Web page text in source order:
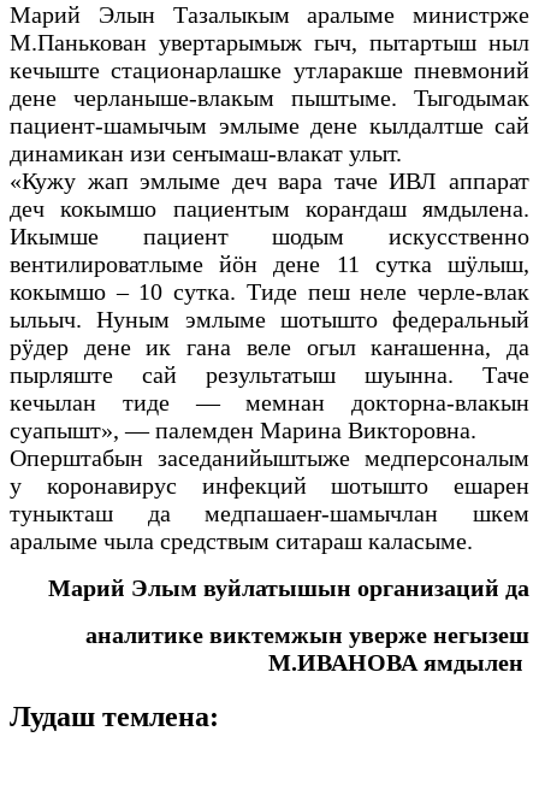
Марий Элын Тазалыкым аралыме министрже
М.Панькован увертарымыж гыч, пытартыш ныл
кечыште стационарлашке утларакше пневмоний
дене черланыше-влакым пыштыме. Тыгодымак
пациент-шамычым эмлыме дене кылдалтше сай
динамикан изи сеҥымаш-влакат улыт.
«Кужу жап эмлыме деч вара таче ИВЛ аппарат
деч кокымшо пациентым кораҥдаш ямдылена.
Икымше пациент шодым искусственно
вентилироватлыме йӧн дене 11 сутка шӱлыш,
кокымшо – 10 сутка. Тиде пеш неле черле-влак
ыльыч. Нуным эмлыме шотышто федеральный
рӱдер дене ик гана веле огыл каҥашенна, да
пырляште сай результатыш шуынна. Таче
кечылан тиде — мемнан докторна-влакын
суапышт», — палемден Марина Викторовна.
Оперштабын заседанийыштыже медперсоналым
у коронавирус инфекций шотышто ешарен
туныкташ да медпашаеҥ-шамычлан шкем
аралыме чыла средствым ситараш каласыме.
Марий Элым вуйлатышын организаций да
аналитике виктемжын уверже негызеш
М.ИВАНОВА ямдылен
Лудаш темлена: